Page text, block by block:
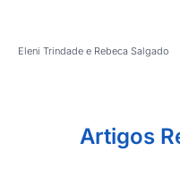
Eleni Trindade e Rebeca Salgado
Artigos